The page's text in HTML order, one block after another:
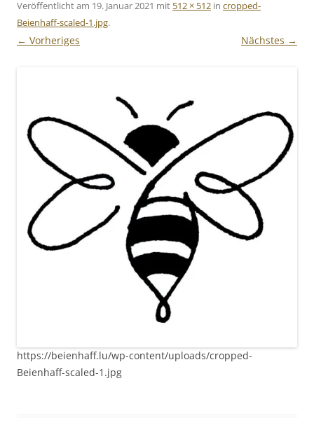
Veröffentlicht am 19. Januar 2021 mit 512 × 512 in cropped-
Beienhaff-scaled-1.jpg.
← Vorheriges Nächstes →
https://beienhaff.lu/wp-content/uploads/cropped-
Beienhaff-scaled-1.jpg